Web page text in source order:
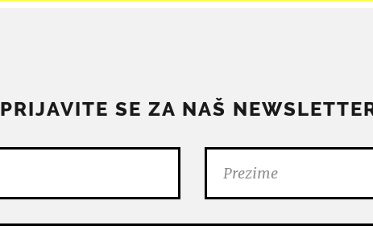
PRIJAVITE SE ZA NAŠ